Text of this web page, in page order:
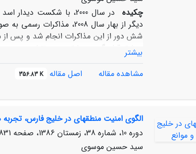
چکیده
در سال 2000، با شکست
شش دور از این مذاکرات انجام شد و پس از
دمشق قطع گردید. با توجه به نقش سوریه در
جولان اشغالی است، بررسی روند پیگیری و
بررسی مبانی روند و پیچیدگی‏های مذاکرات
بیشتر
مشاهده مقاله
اصل مقاله 356.83 K
الگوی امنیت منطقه‏ای در خلیج ‏فارس، تجربه‏
دوره 10، شماره 38، زمستان 1386، صفحه
867
سید حسین موسوی